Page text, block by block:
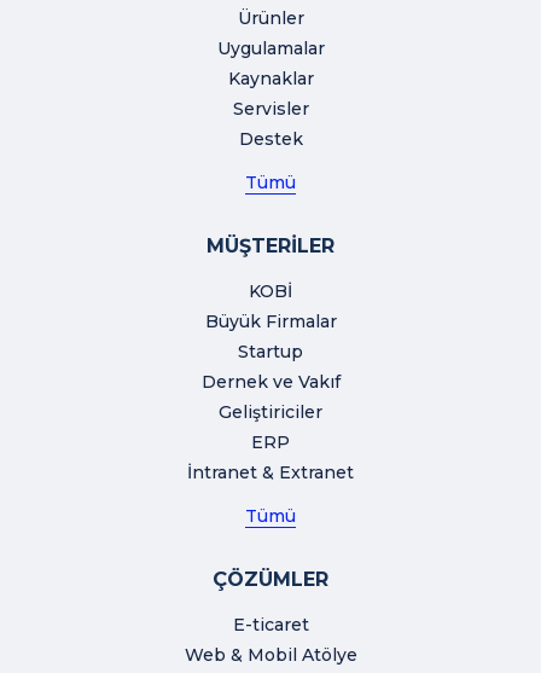
Ürünler
Uygulamalar
Kaynaklar
Servisler
Destek
Tümü
MÜŞTERİLER
KOBİ
Büyük Firmalar
Startup
Dernek ve Vakıf
Geliştiriciler
ERP
İntranet & Extranet
Tümü
ÇÖZÜMLER
E-ticaret
Web & Mobil Atölye